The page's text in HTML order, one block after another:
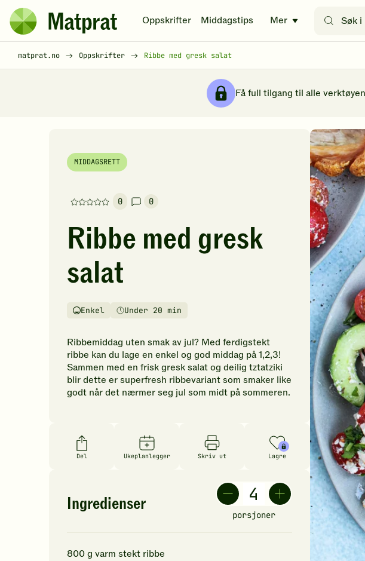
Hopp til hovedinnhold
Matprat
hjemmeside
Oppskrifter Middagstips Mer
etter
matprat.no Oppskrifter Ribbe med gresk salat
Få full tilgang til alle
MIDDAGSRETT
0
Denne
har
foreløpig
vurderinger.
Bli
første
å
vurdere
denne
oppskriften.
0
Ribbe med gresk
salat
Vanskelighetsgrad
Enkel
TilberedningstidUnder 20 min
Ribbemiddag uten smak av jul? Med ferdigstekt
ribbe kan du lage en enkel og god middag på 1,2,3!
Sammen med en frisk gresk salat og deilig tztatziki
blir dette er superfresh ribbevariant som smaker like
godt når det nærmer seg jul som midt på sommeren.
Del Ukeplanlegger Skriv ut Lagre
Ingredienser
porsjoner
800g varm stekt ribbe